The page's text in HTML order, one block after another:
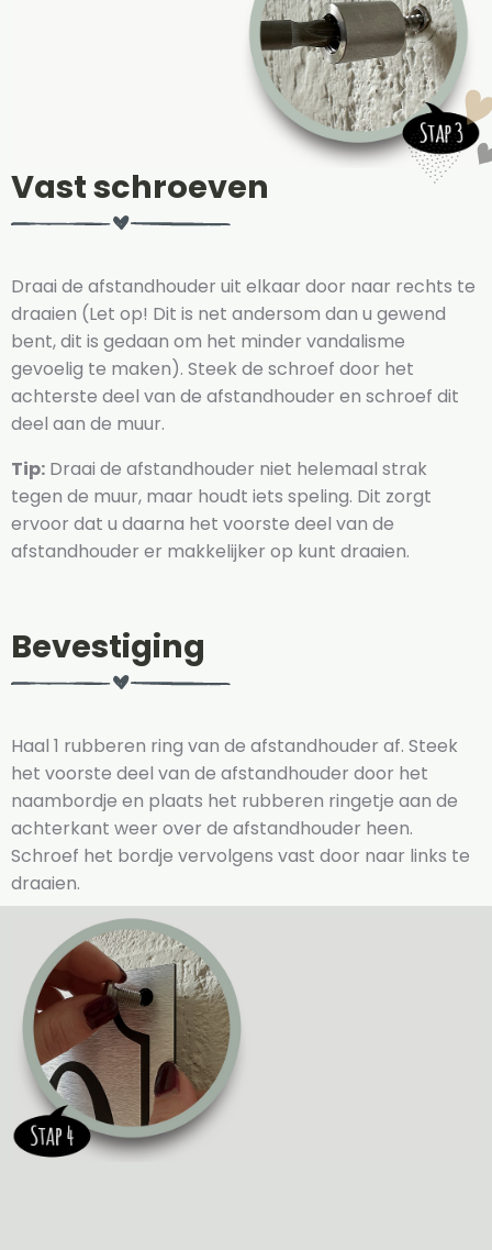
Vast schroeven
Draai de afstandhouder uit elkaar door naar rechts te
draaien (Let op! Dit is net andersom dan u gewend
bent, dit is gedaan om het minder vandalisme
gevoelig te maken). Steek de schroef door het
achterste deel van de afstandhouder en schroef dit
deel aan de muur.
Tip: Draai de afstandhouder niet helemaal strak
tegen de muur, maar houdt iets speling. Dit zorgt
ervoor dat u daarna het voorste deel van de
afstandhouder er makkelijker op kunt draaien.
Bevestiging
Haal 1 rubberen ring van de afstandhouder af. Steek
het voorste deel van de afstandhouder door het
naambordje en plaats het rubberen ringetje aan de
achterkant weer over de afstandhouder heen.
Schroef het bordje vervolgens vast door naar links te
draaien.